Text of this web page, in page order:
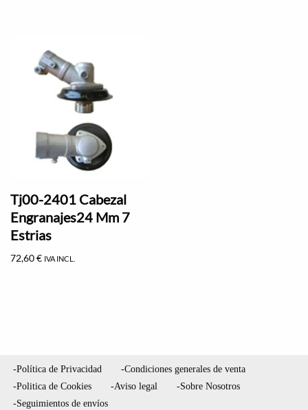
Tj00-2401 Cabezal
Engranajes24 Mm 7
Estrias
72,60€ IVA INCL.
-Política de Privacidad
-Condiciones generales de venta
-Politica de Cookies
-Aviso legal
-Sobre Nosotros
-Seguimientos de envíos